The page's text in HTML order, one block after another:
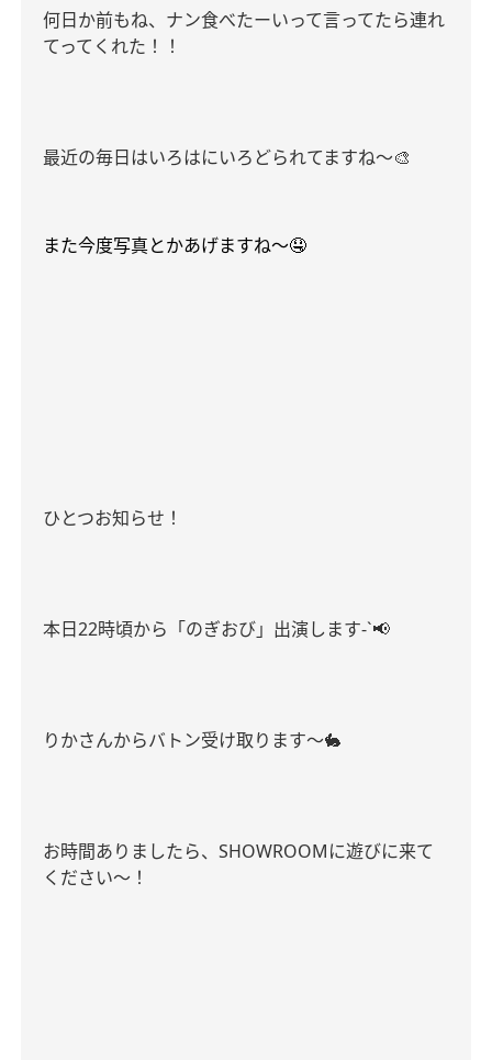
何日か前もね、ナン食べたーいって言ってたら連れ
てってくれた！！
最近の毎日はいろはにいろどられてますね〜🎨
また今度写真とかあげますね〜🤤
ひとつお知らせ！
本日22時頃から「のぎおび」出演します-`📢
りかさんからバトン受け取ります〜🐇
お時間ありましたら、SHOWROOMに遊びに来て
ください〜！